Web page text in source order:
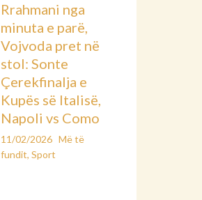
Rrahmani nga
minuta e parë,
Vojvoda pret në
stol: Sonte
Çerekfinalja e
Kupës së Italisë,
Napoli vs Como
11/02/2026 Më të
fundit, Sport